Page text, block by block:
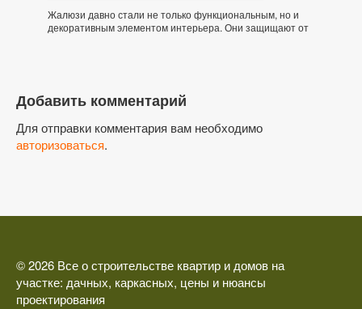
Жалюзи давно стали не только функциональным, но и
декоративным элементом интерьера. Они защищают от
Добавить комментарий
Для отправки комментария вам необходимо
авторизоваться.
© 2026 Все о строительстве квартир и домов на
участке: дачных, каркасных, цены и нюансы
проектирования